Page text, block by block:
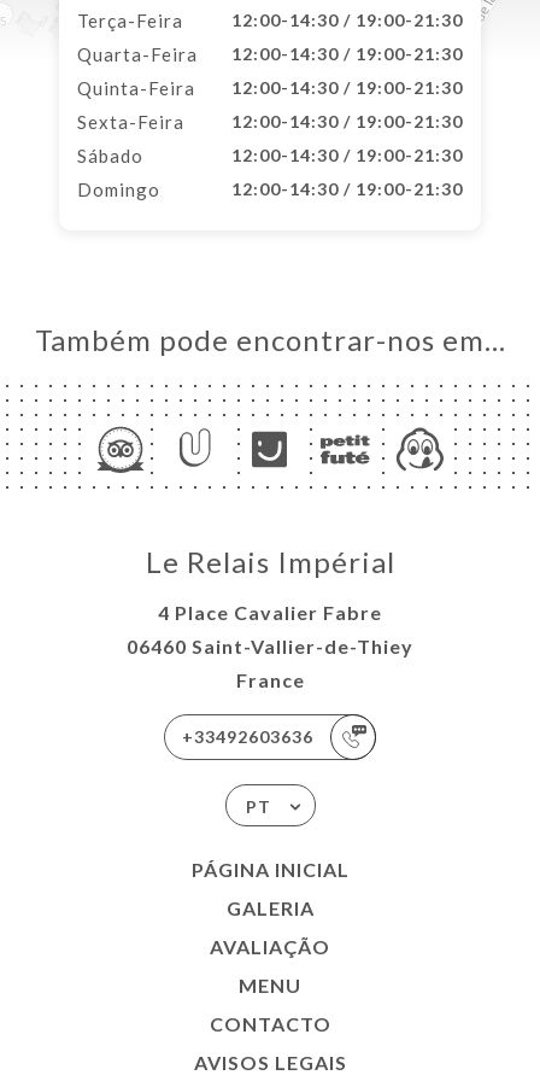
Terça-Feira 12:00-14:30 / 19:00-21:30
Quarta-Feira 12:00-14:30 / 19:00-21:30
Quinta-Feira 12:00-14:30 / 19:00-21:30
Sexta-Feira 12:00-14:30 / 19:00-21:30
Sábado 12:00-14:30 / 19:00-21:30
Domingo 12:00-14:30 / 19:00-21:30
Também pode encontrar-nos em…
Le Relais Impérial
4 Place Cavalier Fabre
06460 Saint-Vallier-de-Thiey
France
+33492603636
PT
PÁGINA INICIAL
GALERIA
AVALIAÇÃO
MENU
CONTACTO
AVISOS LEGAIS